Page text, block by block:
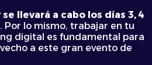
llevará a cabo los días 3, 4
. Por lo mismo, trabajar en tu
digital es fundamental para
a este gran evento de